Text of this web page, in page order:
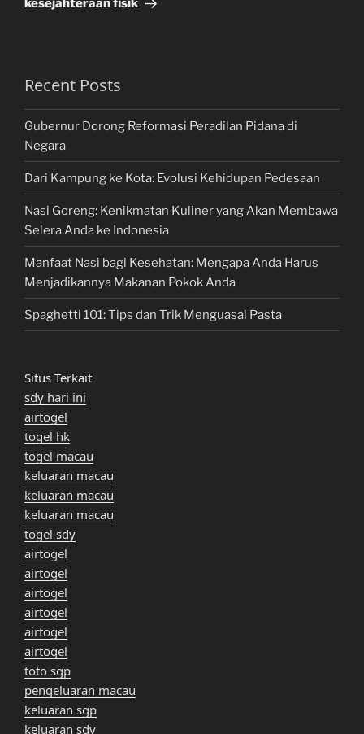
kesejahteraan fisik
Recent Posts
Gubernur Dorong Reformasi Peradilan Pidana di
Negara
Dari Kampung ke Kota: Evolusi Kehidupan Pedesaan
Nasi Goreng: Kenikmatan Kuliner yang Akan Membawa
Selera Anda ke Indonesia
Manfaat Nasi bagi Kesehatan: Mengapa Anda Harus
Menjadikannya Makanan Pokok Anda
Spaghetti 101: Tips dan Trik Menguasai Pasta
Situs Terkait
sdy hari ini
airtogel
togel hk
togel macau
keluaran macau
keluaran macau
keluaran macau
togel sdy
airtogel
airtogel
airtogel
airtogel
airtogel
airtogel
toto sgp
pengeluaran macau
keluaran sgp
keluaran sdy